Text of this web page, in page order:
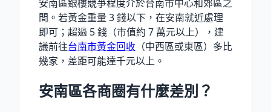
安南區銀樓競爭程度介於台南市中心和郊區之
間。若黃金重量 3 錢以下，在安南就近處理
即可；超過 5 錢（市值約 7 萬元以上），建
議前往台南市黃金回收 （中西區或東區）多比
幾家，差距可能達千元以上。
安南區各商圈有什麼差別？